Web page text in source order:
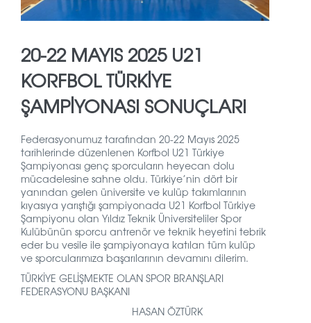
20-22 MAYIS 2025 U21
KORFBOL TÜRKİYE
ŞAMPİYONASI SONUÇLARI
Federasyonumuz tarafından 20-22 Mayıs 2025
tarihlerinde düzenlenen Korfbol U21 Türkiye
Şampiyonası genç sporcuların heyecan dolu
mücadelesine sahne oldu. Türkiye’nin dört bir
yanından gelen üniversite ve kulüp takımlarının
kıyasıya yarıştığı şampiyonada U21 Korfbol Türkiye
Şampiyonu olan Yıldız Teknik Üniversiteliler Spor
Kulübünün sporcu antrenör ve teknik heyetini tebrik
eder bu vesile ile şampiyonaya katılan tüm kulüp
ve sporcularımıza başarılarının devamını dilerim.
TÜRKİYE GELİŞMEKTE OLAN SPOR BRANŞLARI
FEDERASYONU BAŞKANI
HASAN ÖZTÜRK